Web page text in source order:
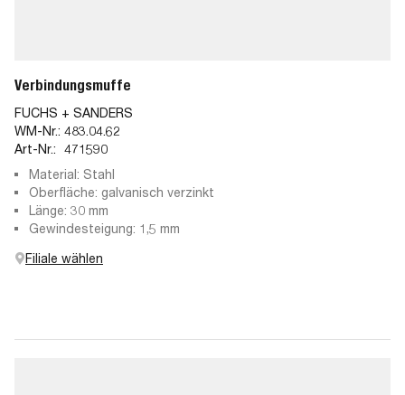
Verbindungsmuffe
FUCHS + SANDERS
WM-Nr.: 483.04.62
Art-Nr.: 471590
Material: Stahl
Oberfläche: galvanisch verzinkt
Länge: 30 mm
Gewindesteigung: 1,5 mm
Filiale wählen